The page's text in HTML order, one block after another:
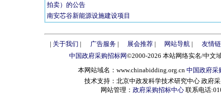
拍卖）的公告
南安芯谷新能源设施建设项目
| 关于我们 | 广告服务| 展会推荐| 网站导航 |
友情
中国政府采购招标网©2000-2026 本站网络实名/中文
本网站域名：www.chinabidding.org.cn 中国政府采
技术支持：北京中政发科学技术研究中心 政府
网站管理： 政府采购招标中心 联系电话